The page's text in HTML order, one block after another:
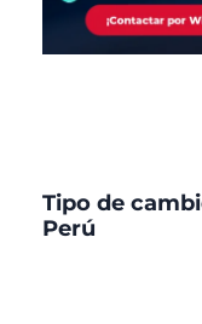
Tipo de
Perú